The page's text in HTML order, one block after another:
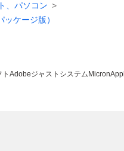
、パソコン
ケージ版）
Adobeジャストシステム Micron